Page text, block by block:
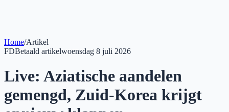
Home/Artikel
FDBetaald artikelwoensdag 8 juli 2026
Live: Aziatische aandelen
gemengd, Zuid-Korea krijgt